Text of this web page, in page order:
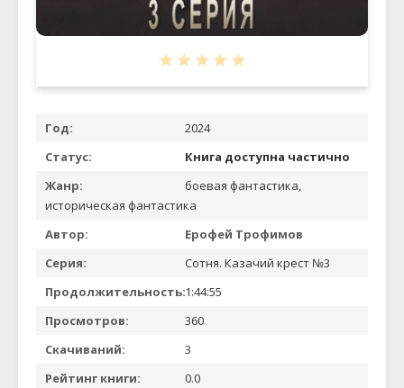
Год:
2024
Статус:
Книга доступна частично
Жанр:
боевая фантастика,
историческая фантастика
Автор:
Ерофей Трофимов
Серия:
Сотня. Казачий крест №3
Продолжительность:1:44:55
Просмотров:
360
Скачиваний:
3
Рейтинг книги:
0.0